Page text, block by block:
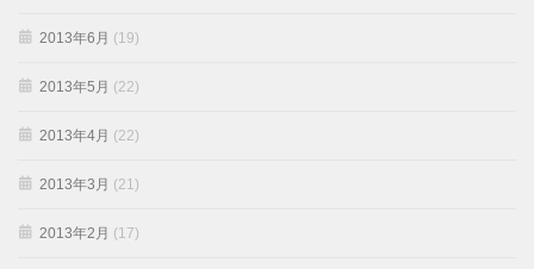
2013年6月 (19)
2013年5月 (22)
2013年4月 (22)
2013年3月 (21)
2013年2月 (17)